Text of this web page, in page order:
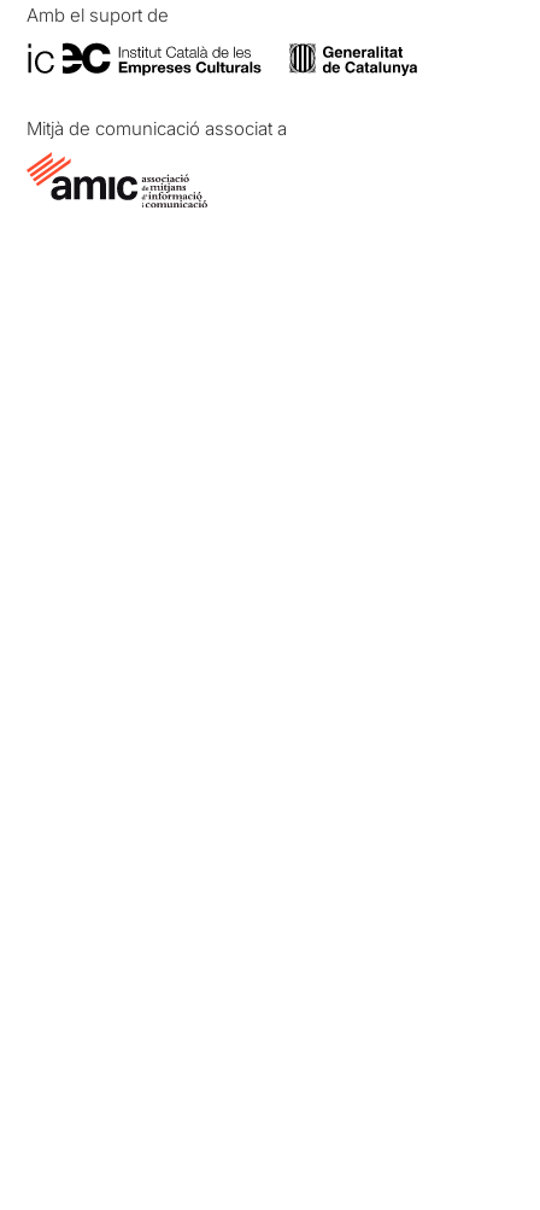
Amb el suport de
Mitjà de comunicació associat a